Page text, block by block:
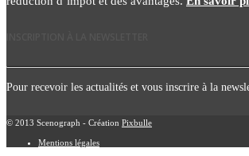
Pour recevoir les actualités et vous inscrire à la
© 2013 Scenograph - Création Pixbulle
Mentions légales